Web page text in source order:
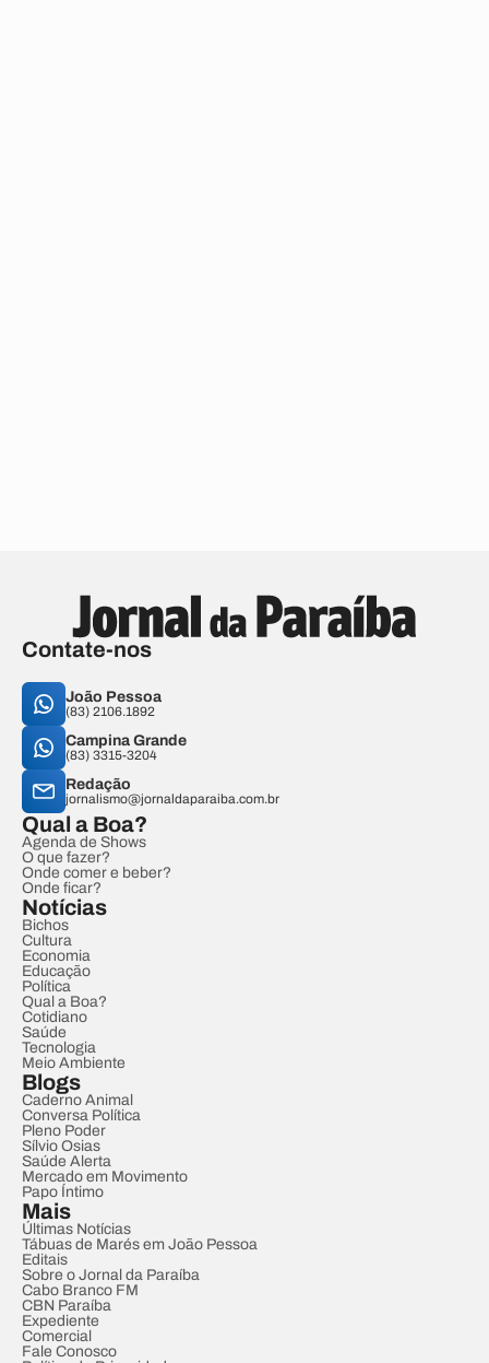
Contate-nos
João Pessoa
(83) 2106.1892
Campina Grande
(83) 3315-3204
Redação
jornalismo@jornaldaparaiba.com.br
Qual a Boa?
Agenda de Shows
O que fazer?
Onde comer e beber?
Onde ficar?
Notícias
Bichos
Cultura
Economia
Educação
Política
Qual a Boa?
Cotidiano
Saúde
Tecnologia
Meio Ambiente
Blogs
Caderno Animal
Conversa Política
Pleno Poder
Sílvio Osias
Saúde Alerta
Mercado em Movimento
Papo Íntimo
Mais
Últimas Notícias
Tábuas de Marés em João Pessoa
Editais
Sobre o Jornal da Paraíba
Cabo Branco FM
CBN Paraíba
Expediente
Comercial
Fale Conosco